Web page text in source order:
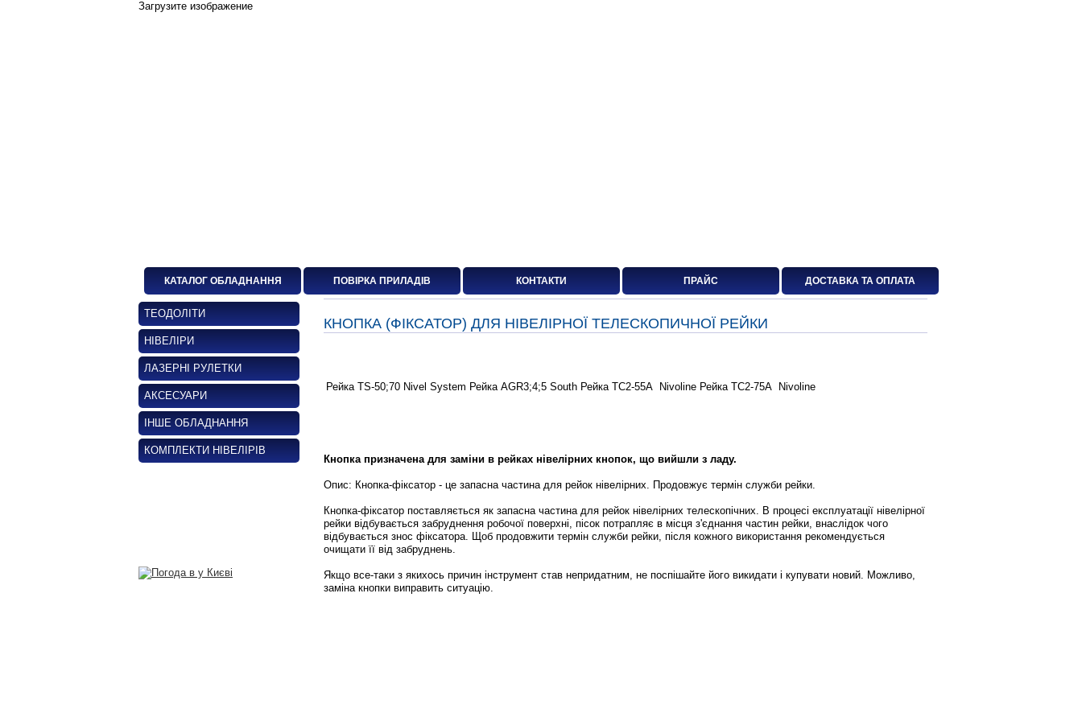
Загрузите изображение
КАТАЛОГ ОБЛАДНАННЯ ПОВІРКА ПРИЛАДІВ КОНТАКТИ ПРАЙС ДОСТАВКА ТА ОПЛАТА
КНОПКА (ФІКСАТОР) ДЛЯ НІВЕЛІРНОЇ ТЕЛЕСКОПИЧНОЇ РЕЙКИ
Рейка TS-50;70 Nivel System Рейка AGR3;4;5 South Рейка TC2-55A Nivoline Рейка TC2-75A Nivoline
Кнопка призначена для заміни в рейках нівелірних кнопок, що вийшли з ладу.
Опис: Кнопка-фіксатор - це запасна частина для рейок нівелірних. Продовжує термін служби рейки.
Кнопка-фіксатор поставляється як запасна частина для рейок нівелірних телескопічних. В процесі експлуатації нівелірної
рейки відбувається забруднення робочої поверхні, пісок потрапляє в місця з'єднання частин рейки, внаслідок чого
відбувається знос фіксатора. Щоб продовжити термін служби рейки, після кожного використання рекомендується
очищати її від забруднень.
Якщо все-таки з якихось причин інструмент став непридатним, не поспішайте його викидати і купувати новий. Можливо,
заміна кнопки виправить ситуацію.
ТЕОДОЛІТИ
НІВЕЛІРИ
ЛАЗЕРНІ РУЛЕТКИ
АКСЕСУАРИ
ІНШЕ ОБЛАДНАННЯ
КОМПЛЕКТИ НІВЕЛІРІВ